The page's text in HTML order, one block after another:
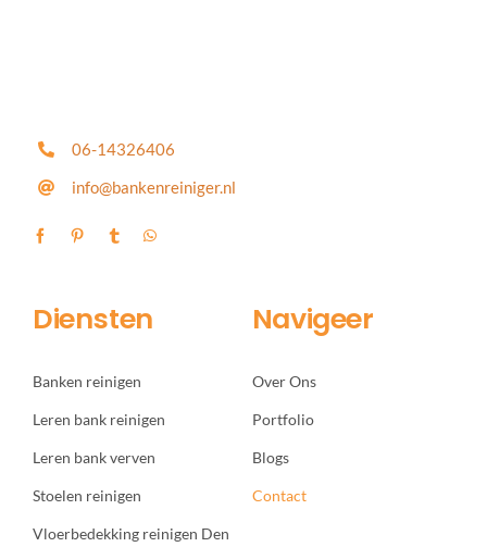
06-14326406
info@bankenreiniger.nl
Diensten
Banken reinigen
Leren bank reinigen
Leren bank verven
Stoelen reinigen
Vloerbedekking reinigen Den
Navigeer
Over Ons
Portfolio
Blogs
Contact